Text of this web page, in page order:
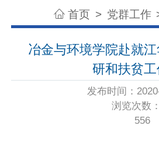
首页 > 党群工作
冶金与环境学院赴就
研和扶贫
发布时间：
浏览次数：
556